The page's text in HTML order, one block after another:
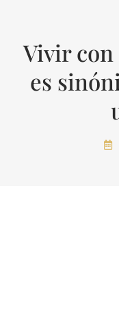
Vivir con
es